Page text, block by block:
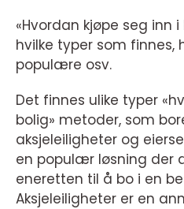
«Hvordan kjøpe seg inn
hvilke typer som finnes,
populære osv.
Det finnes ulike typer
bolig» metoder, som
aksjeleiligheter og
en populær løsning der
eneretten til å bo i en
Aksjeleiligheter er en